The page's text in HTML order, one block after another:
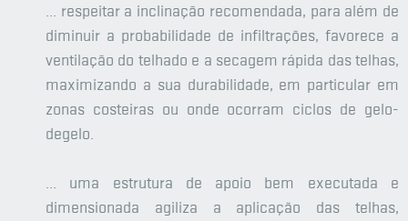
... respeitar a inclinação recomendada, para além de
diminuir a probabilidade de infiltrações, favorece a
ventilação do telhado e a secagem rápida das telhas,
maximizando a sua durabilidade, em particular em
zonas costeiras ou onde ocorram ciclos de gelo-
degelo.
... uma estrutura de apoio bem executada e
dimensionada agiliza a aplicação das telhas,